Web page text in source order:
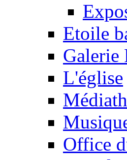
Etoile
Galerie
L'église
Office